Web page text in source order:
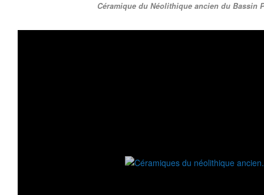
Céramique du Néolithique ancien du Bassin